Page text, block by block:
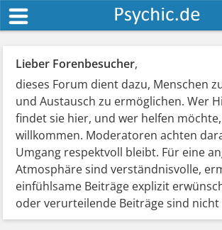
Lieber Forenbesucher,
dieses Forum dient dazu, Menschen
und Austausch zu ermöglichen. Wer
findet sie hier, und wer helfen
willkommen. Moderatoren achten
Umgang respektvoll bleibt. Für eine
Atmosphäre sind verständnisvolle,
einfühlsame Beiträge explizit
oder verurteilende Beiträge sind